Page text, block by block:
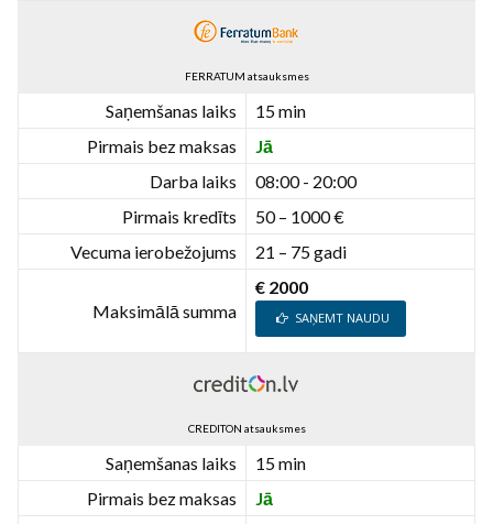
FERRATUM atsauksmes
Saņemšanas laiks
15 min
Pirmais bez maksas
Jā
Darba laiks
08:00 - 20:00
Pirmais kredīts
50 – 1000 €
Vecuma ierobežojums
21 – 75 gadi
Maksimālā summa
€ 2000
SAŅEMT NAUDU
CREDITON atsauksmes
Saņemšanas laiks
15 min
Pirmais bez maksas
Jā